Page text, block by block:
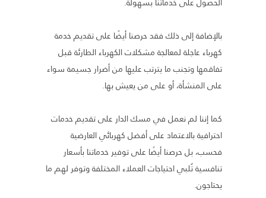
بالإضافة إلى ذلك فقد حرصنا أيضًا على تقديم خدمة
كهرباء عاجلة لمعالجة مشكلات الكهرباء الطارئة قبل
تفاقمها وتجنب ما يترتب عليها من أضرار جسيمة سواء
على المنشأة، أو على من يعيش بها.
كما إننا لم نعمل في مسك الدار على تقديم خدمات
احترافية بالاعتماد على أفضل كهربائي العارضية
فحسب، بل حرصنا أيضًا على توفير خدماتنا بأسعار
تنافسية تُلبي احتياجات العملاء المختلفة وتوفر لهم ما
يحتاجون.